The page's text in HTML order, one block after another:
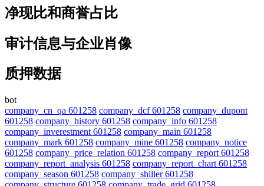
净现比和商誉占比
审计信息与企业肖像
质押数据
bot
company_cn_qa 601258 company_dcf 601258 company_dupont
601258 company_history 601258 company_info 601258
company_inverestment 601258 company_main 601258
company_mark 601258 company_mine 601258 company_notice
601258 company_price_relation 601258 company_report 601258
company_report_analysis 601258 company_report_chart 601258
company_season 601258 company_shiller 601258